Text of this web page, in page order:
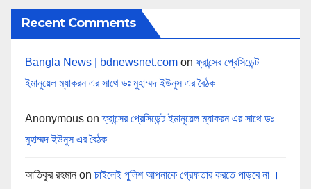
Recent Comments
Bangla News | bdnewsnet.com onফ্রান্সের প্রেসিডেন্ট
ইমানুয়েল ম্যাকরন এর সাথে ডঃ মুহাম্মদ ইউনুস এর বৈঠক
Anonymous onফ্রান্সের প্রেসিডেন্ট ইমানুয়েল ম্যাকরন এর সাথে ডঃ
মুহাম্মদ ইউনুস এর বৈঠক
আতিকুর রহমান on চাইলেই পুলিশ আপনাকে গ্রেফতার করতে পাড়বে না ।